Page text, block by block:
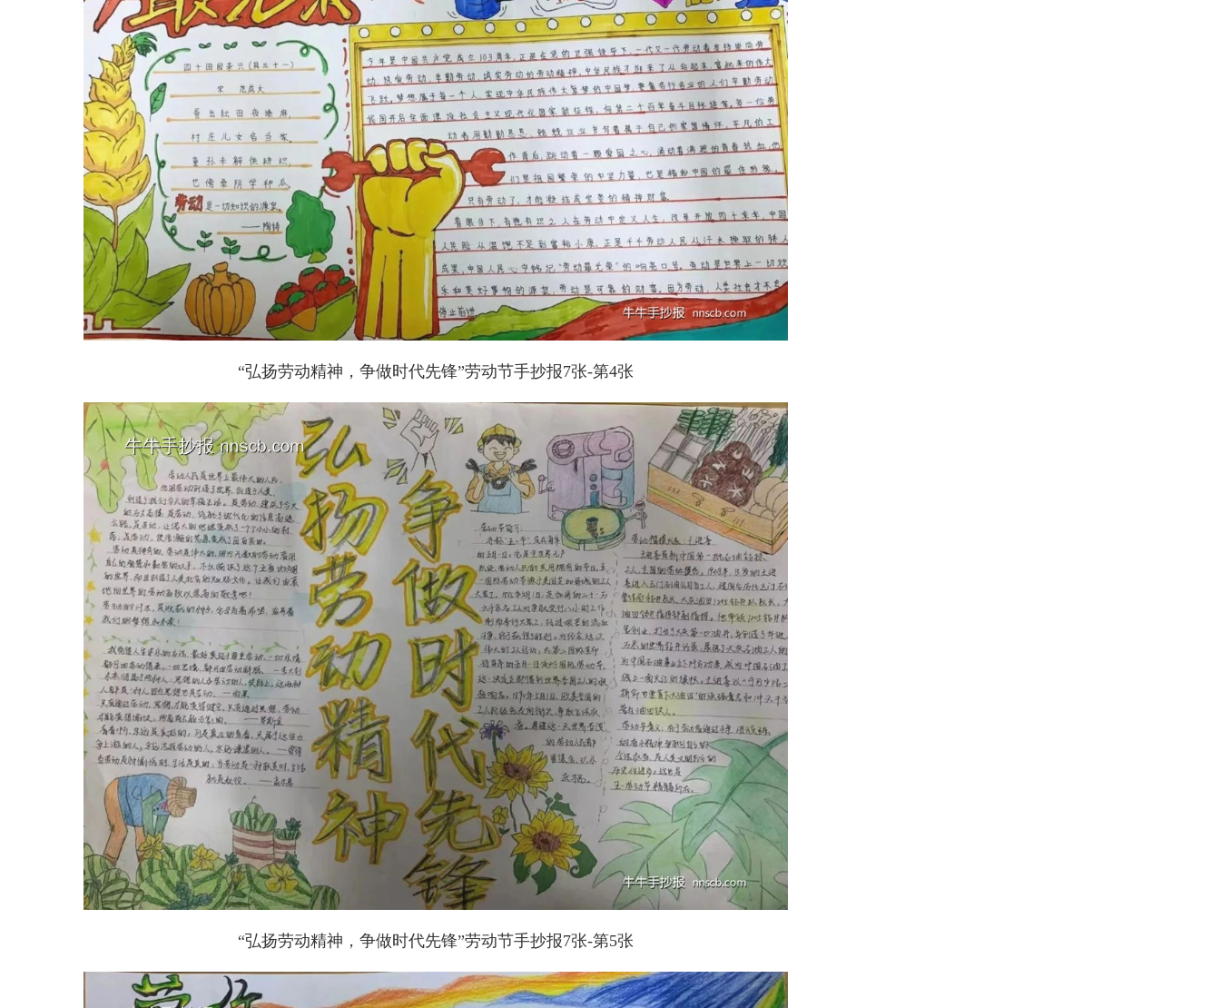
“弘扬劳动精神，争做时代先锋”劳动节手抄报7张-第4张
“弘扬劳动精神，争做时代先锋”劳动节手抄报7张-第5张